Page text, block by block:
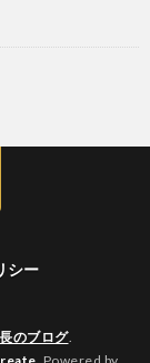
シー
のブログ.